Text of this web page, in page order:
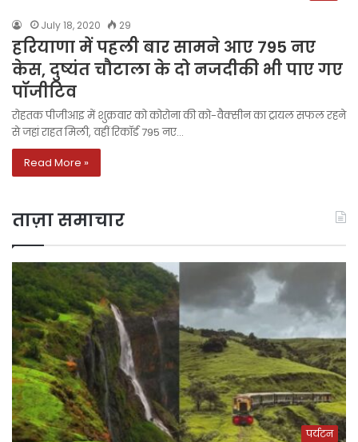
July 18, 2020 29
हरियाणा में पहली बार सामने आए 795 नए
केस, दुष्यंत चौटाला के दो नजदीकी भी पाए गए
पॉजीटिव
रोहतक पीजीआइ में शुक्रवार को कोरोना की को-वैक्सीन का ट्रायल सफल रहने
से जहां राहत मिली, वहीं रिकॉर्ड 795 नए…
Read More »
ताज़ा समाचार
पर्यटन